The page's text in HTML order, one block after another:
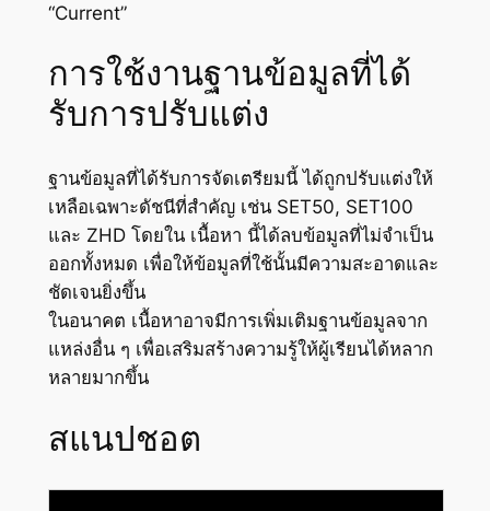
“Current”
การใช้งานฐานข้อมูลที่ได้
รับการปรับแต่ง
ฐานข้อมูลที่ได้รับการจัดเตรียมนี้ ได้ถูกปรับแต่งให้
เหลือเฉพาะดัชนีที่สำคัญ เช่น SET50, SET100
และ ZHD โดยใน เนื้อหา นี้ได้ลบข้อมูลที่ไม่จำเป็น
ออกทั้งหมด เพื่อให้ข้อมูลที่ใช้นั้นมีความสะอาดและ
ชัดเจนยิ่งขึ้น
ในอนาคต เนื้อหาอาจมีการเพิ่มเติมฐานข้อมูลจาก
แหล่งอื่น ๆ เพื่อเสริมสร้างความรู้ให้ผู้เรียนได้หลาก
หลายมากขึ้น
สแนปชอต